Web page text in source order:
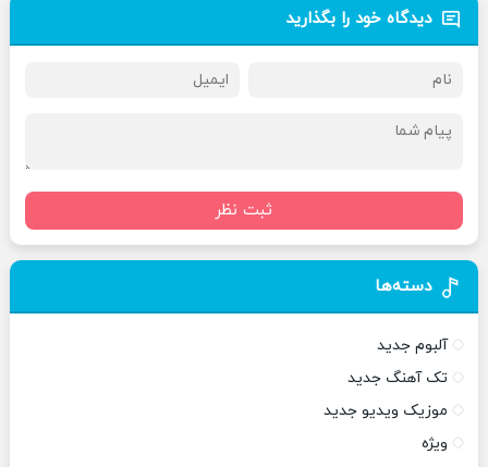
دیدگاه خود را بگذارید
ثبت نظر
دسته‌ها
آلبوم جدید
تک آهنگ جدید
موزیک ویدیو جدید
ویژه